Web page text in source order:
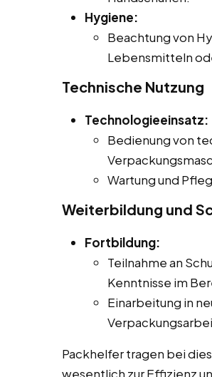
Hygiene:
Beachtung von
Lebensmitteln
Technische Nutzung
Technologieeinsatz:
Bedienung von
Wartung und
Weiterbildung und
Fortbildung:
Teilnahme an
Kenntnisse im
Einarbeitung in
Packhelfer tragen bei
wesentlich zur Effizienz